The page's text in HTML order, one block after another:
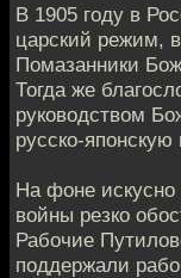
В 1905 году в
царский режим,
Помазанники
Тогда же
руководством
русско-японскую
На фоне
войны резко
Рабочие
поддержали